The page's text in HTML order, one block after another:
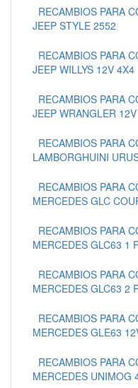
RECAMBIOS PARA
JEEP STYLE 2552
RECAMBIOS PARA
JEEP WILLYS 12V 4X4
RECAMBIOS PARA
JEEP WRANGLER 12V
RECAMBIOS PARA
LAMBORGHUINI
RECAMBIOS PARA
MERCEDES GLC
RECAMBIOS PARA
MERCEDES GLC63 1
RECAMBIOS PARA
MERCEDES GLC63 2
RECAMBIOS PARA
MERCEDES GLE63
RECAMBIOS PARA
MERCEDES UNIMOG